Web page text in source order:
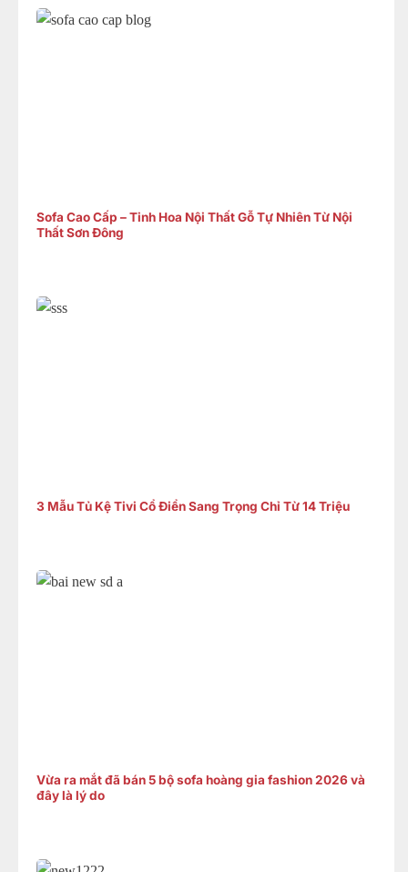
Sofa Cao Cấp – Tinh Hoa Nội Thất Gỗ Tự Nhiên Từ Nội
Thất Sơn Đông
3 Mẫu Tủ Kệ Tivi Cổ Điển Sang Trọng Chỉ Từ 14 Triệu
Vừa ra mắt đã bán 5 bộ sofa hoàng gia fashion 2026 và
đây là lý do